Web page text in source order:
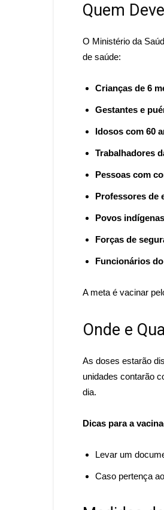
Quem
O Ministério da
de saúde:
Crianças de 6
Gestantes e
Idosos com 60
Trabalhadores
Pessoas com
Professores de
Povos indígenas
Forças de
Funcionários
A meta é vacinar
Onde e
As doses estarão
unidades contarão
dia.
Dicas para a
Levar um
Caso pertença